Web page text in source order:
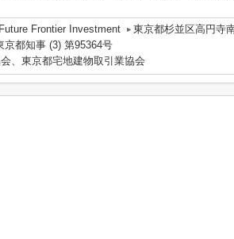
Frontier Investment
東京都杉並区高円寺
京都知事 (3) 第95364号
、東京都宅地建物取引業協会